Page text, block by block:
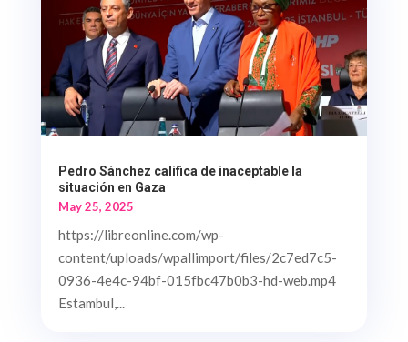
Pedro Sánchez califica de inaceptable la
situación en Gaza
May 25, 2025
https://libreonline.com/wp-
content/uploads/wpallimport/files/2c7ed7c5-
0936-4e4c-94bf-015fbc47b0b3-hd-web.mp4
Estambul,...